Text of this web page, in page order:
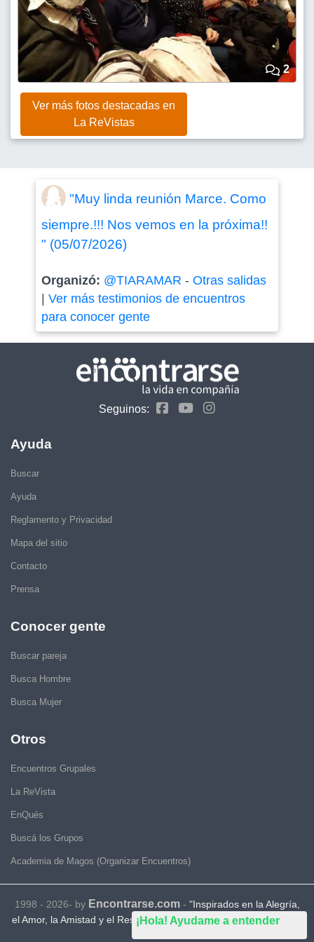
¡Hola! Ayudame a entender
2
Ver más fotos destacadas en
La ReVistas
"Muy linda reunión Marce. Como
siempre.!!! Nos vemos en la próxima!!
" (05/07/2026)
Organizó: @TIARAMAR - Otras salidas
| Ver más testimonios de encuentros
para conocer gente
Seguinos:
Ayuda
Buscar
Ayuda
Reglamento y Privacidad
Mapa del sitio
Contacto
Prensa
Conocer gente
Buscar pareja
Busca Hombre
Busca Mujer
Otros
Encuentros Grupales
La ReVista
EnQués
Buscá los Grupos
Academia de Magos (Organizar Encuentros)
1998 - 2026- by Encontrarse.com- "Inspirados en la Alegría,
el Amor, la Amistad y el Respeto, motivamos a la gente a que sea